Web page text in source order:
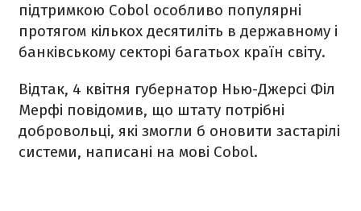
підтримкою Cobol особливо популярні
протягом кількох десятиліть в державному і
банківському секторі багатьох країн світу.
Відтак, 4 квітня губернатор Нью-Джерсі Філ
Мерфі повідомив, що штату потрібні
добровольці, які змогли б оновити застарілі
системи, написані на мові Cobol.